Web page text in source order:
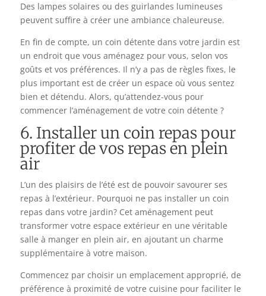
Des lampes solaires ou des guirlandes lumineuses
peuvent suffire à créer une ambiance chaleureuse.
En fin de compte, un coin détente dans votre jardin est
un endroit que vous aménagez pour vous, selon vos
goûts et vos préférences. Il n’y a pas de règles fixes, le
plus important est de créer un espace où vous sentez
bien et détendu. Alors, qu’attendez-vous pour
commencer l’aménagement de votre coin détente ?
6. Installer un coin repas pour
profiter de vos repas en plein
air
L’un des plaisirs de l’été est de pouvoir savourer ses
repas à l’extérieur. Pourquoi ne pas installer un coin
repas dans votre jardin? Cet aménagement peut
transformer votre espace extérieur en une véritable
salle à manger en plein air, en ajoutant un charme
supplémentaire à votre maison.
Commencez par choisir un emplacement approprié, de
préférence à proximité de votre cuisine pour faciliter le